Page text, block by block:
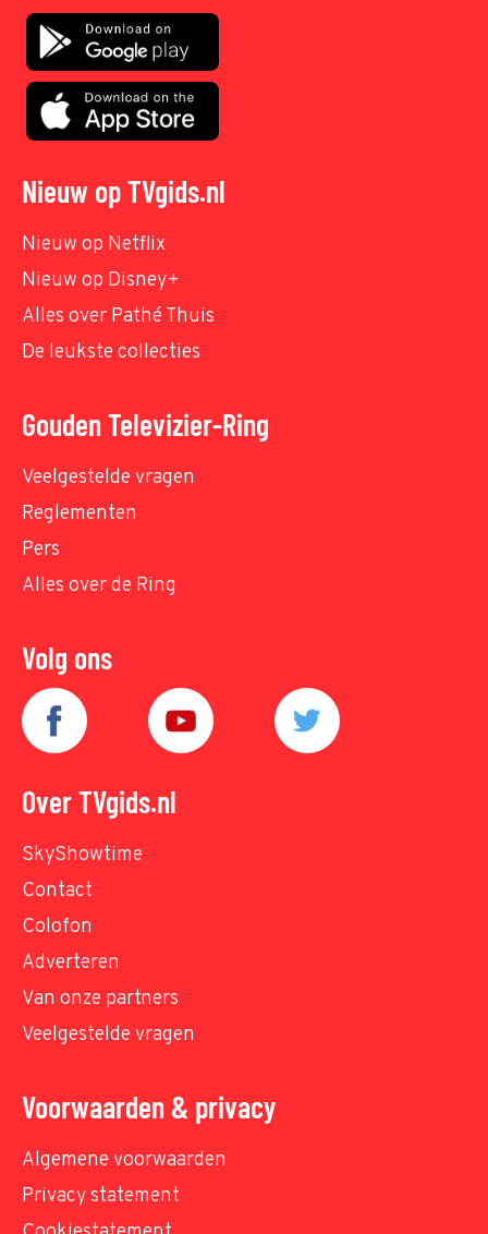
Nieuw op TVgids.nl
Nieuw op Netflix
Nieuw op Disney+
Alles over Pathé Thuis
De leukste collecties
Gouden Televizier-Ring
Veelgestelde vragen
Reglementen
Pers
Alles over de Ring
Volg ons
Over TVgids.nl
SkyShowtime
Contact
Colofon
Adverteren
Van onze partners
Veelgestelde vragen
Voorwaarden & privacy
Algemene voorwaarden
Privacy statement